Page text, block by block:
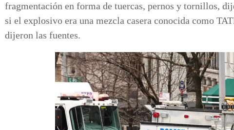
fragmentación en forma de tuercas, pernos y tornillos,
si el explosivo era una mezcla casera conocida como
dijeron las fuentes.